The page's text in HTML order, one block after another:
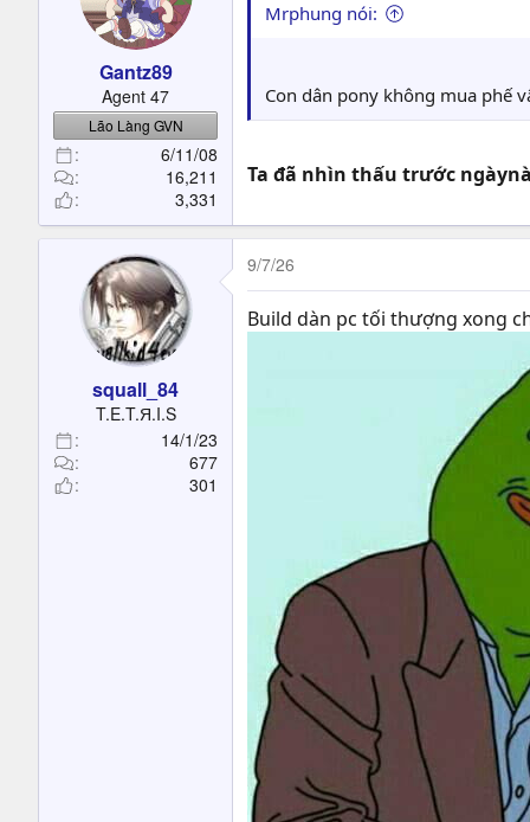
Gantz89
Agent 47
Lão Làng GVN
6/11/08
16,211
3,331
Mrphung nói:
Con dân pony không mua phế
Ta đã nhìn thấu trước
squall_84
T.E.T.Я.I.S
14/1/23
677
301
9/7/26
Build dàn pc tối thượng xong